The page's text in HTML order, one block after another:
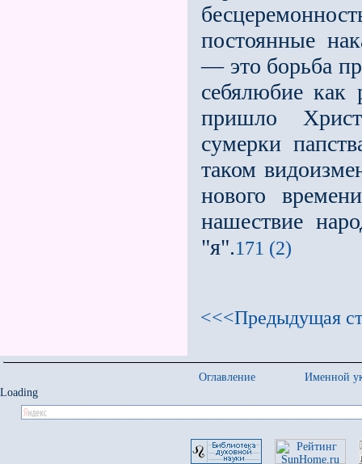
постоянные
— это борьба
себялюбие
пришло
сумерки
таком
нового
нашествие
"я".171 (2)
<<<Предыдущая
Оглавление
Именной
Loading